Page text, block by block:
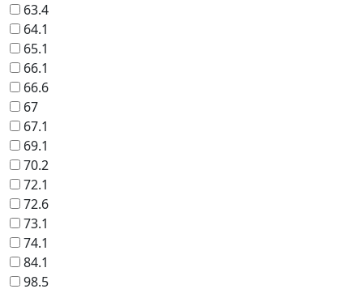
63.4
64.1
65.1
66.1
66.6
67
67.1
69.1
70.2
72.1
72.6
73.1
74.1
84.1
98.5